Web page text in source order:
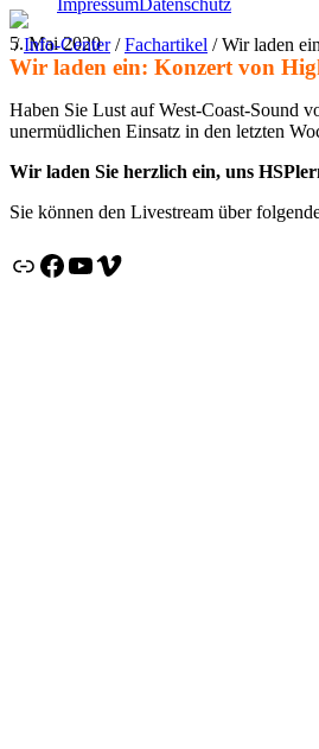
Impressum Datenschutz
/Info-Center/Fachartikel /Wir laden
5. Mai 2020
Wir laden ein: Konzert von
Haben Sie Lust auf West-Coast-Sound
uner­müd­li­chen Einsatz in den letzten
Wir laden Sie herz­lich ein, uns
Sie können den Live­stream über
live2home-Website
Face­bookYouTube
Vimeo